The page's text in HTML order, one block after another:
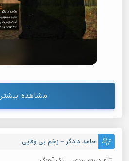
مشاهده بیشتر
حامد دادگر – زخم بی وفایی